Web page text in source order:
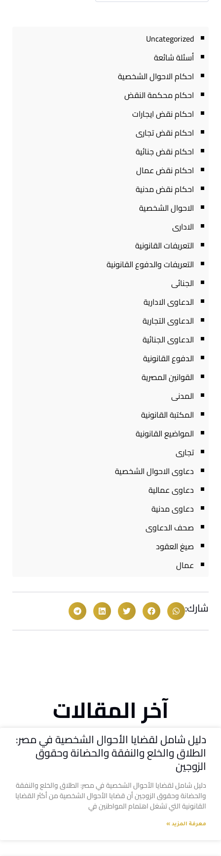
Uncategorized
أسئلة شائعة
احكام الاحوال الشخصية
احكام محكمة النقض
احكام نقض ايجارات
احكام نقض تجارى
احكام نقض جنائية
احكام نقض عمال
احكام نقض مدنية
الاحوال الشخصية
الادارى
التعريفات القانونية
التعريفات والدفوع القانونية
الجنائى
الدعاوى الادارية
الدعاوى التجارية
الدعاوى الجنائية
الدفوع القانونية
القوانين المصرية
المدنى
المكتبة القانونية
المواضيع القانونية
تجارى
دعاوى الاحوال الشخصية
دعاوى عمالية
دعاوى مدنية
صحف الدعاوى
صيغ العقود
عمال
شارك:
آخر المقالات
دليل شامل لقضايا الأحوال الشخصية في مصر:
الطلاق والخلع والنفقة والحضانة وحقوق
الزوجين
دليل شامل لقضايا الأحوال الشخصية في مصر: الطلاق والخلع والنفقة
والحضانة وحقوق الزوجين أن قضايا الأحوال الشخصية من أكثر القضايا
القانونية التي تشغل اهتمام المواطنين في
معرفة المزيد »